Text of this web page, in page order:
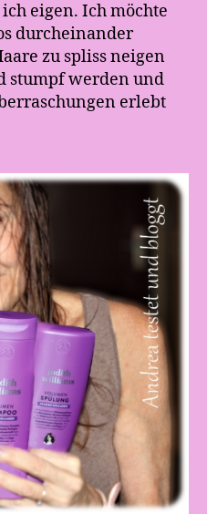
eigen. Ich möchte
durcheinander
zu spliss neigen
stumpf werden und
erlebt